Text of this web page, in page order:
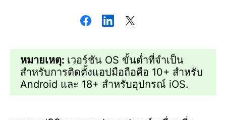
หมายเหตุ: เวอร์ชัน OS ขั้นต่ำที่จำเป็น
สำหรับการติดตั้งแอปมือถือคือ 10+ สำหรับ
Android และ 18+ สำหรับอุปกรณ์ iOS.